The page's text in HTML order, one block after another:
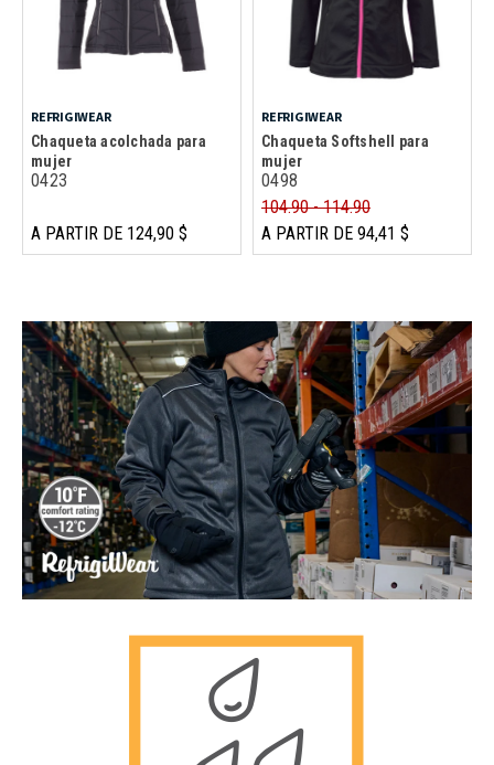
REFRIGIWEAR
Chaqueta acolchada para
mujer
0423
A PARTIR DE 124,90 $
REFRIGIWEAR
Chaqueta Softshell para
mujer
0498
104.90 - 114.90
A PARTIR DE 94,41 $